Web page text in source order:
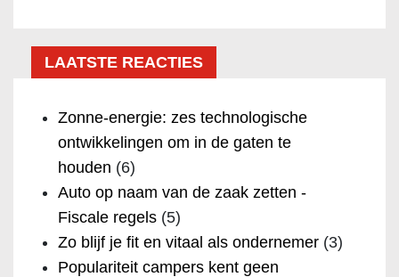
LAATSTE REACTIES
Zonne-energie: zes technologische
ontwikkelingen om in de gaten te
houden (6)
Auto op naam van de zaak zetten -
Fiscale regels (5)
Zo blijf je fit en vitaal als ondernemer (3)
Populariteit campers kent geen